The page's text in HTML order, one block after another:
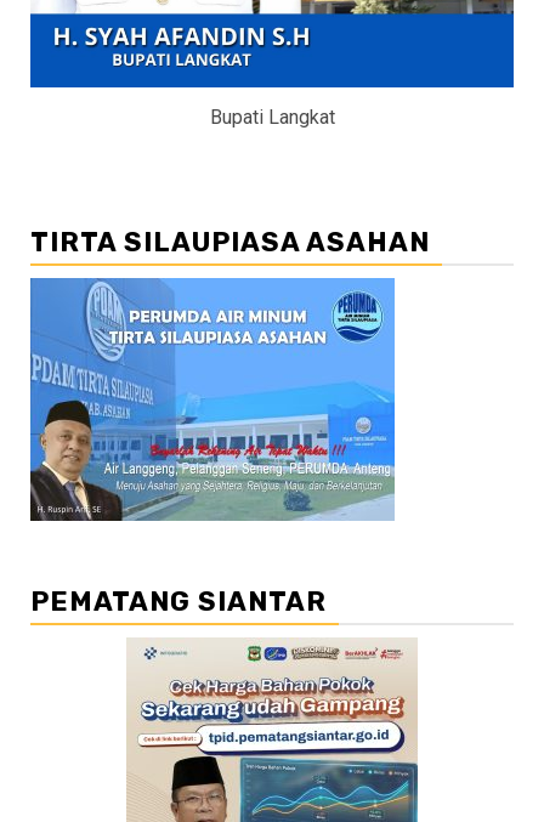
Bupati Langkat
TIRTA SILAUPIASA ASAHAN
PEMATANG SIANTAR